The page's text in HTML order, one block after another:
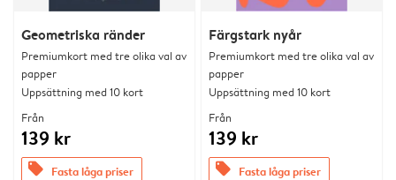
Geometriska ränder
Premiumkort med tre olika val av
papper
Uppsättning med 10 kort
Från
139 kr
offers Fasta låga priser
Färgstark nyår
Premiumkort med tre olika val av
papper
Uppsättning med 10 kort
Från
139 kr
offers Fasta låga priser